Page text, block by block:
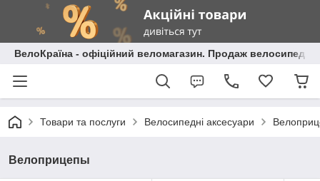
ВелоКраїна - офіційний веломагазин. Продаж велосипедів
Товари та послуги Велосипедні аксесуари
Велоприцепы